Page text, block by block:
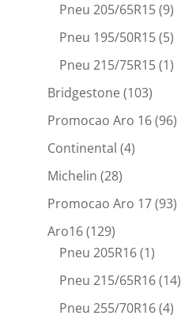
Pneu 205/65R15(9)
Pneu 195/50R15(5)
Pneu 215/75R15(1)
Bridgestone(103)
Promocao Aro 16(96)
Continental (4)
Michelin (28)
Promocao Aro 17(93)
Aro16(129)
Pneu 205R16(1)
Pneu 215/65R16(14)
Pneu 255/70R16(4)